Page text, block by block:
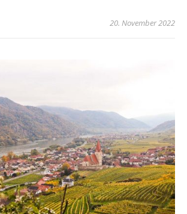
20. November 2022